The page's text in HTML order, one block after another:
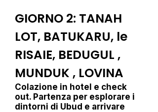
GIORNO 2: TANAH
LOT, BATUKARU, le
RISAIE, BEDUGUL ,
MUNDUK , LOVINA
Colazione in hotel e check
out. Partenza per esplorare i
dintorni di Ubud e arrivare